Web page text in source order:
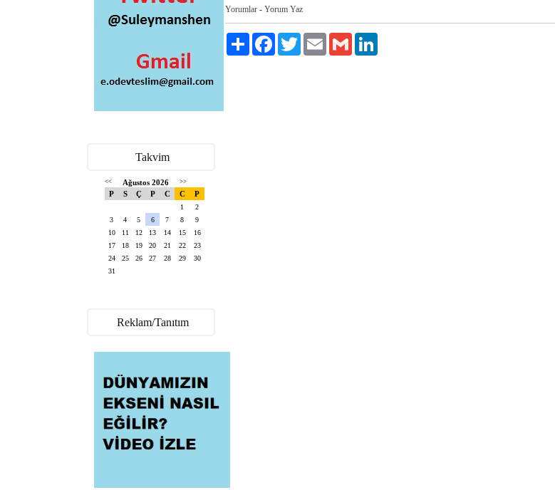
Takvim
<< Ağustos 2026 >>
P S Ç P C C P
1
2
3
4 5 6 7 8
9
10
11 12 13 14 15
16
17
18 19 20 21 22
23
24
25 26 27 28 29
30
31
Reklam/Tanıtım
Yorumlar - Yorum Yaz
Paylaş FacebookTwitter Email Gmail